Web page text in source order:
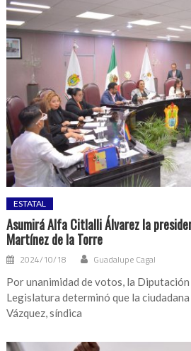
ESTATAL
Asumirá Alfa Citlalli Álvarez la
Martínez de la Torre
2024/10/18 Guadalupe Cagal
Por unanimidad de votos, la
Legislatura determinó que la
Vázquez, síndica